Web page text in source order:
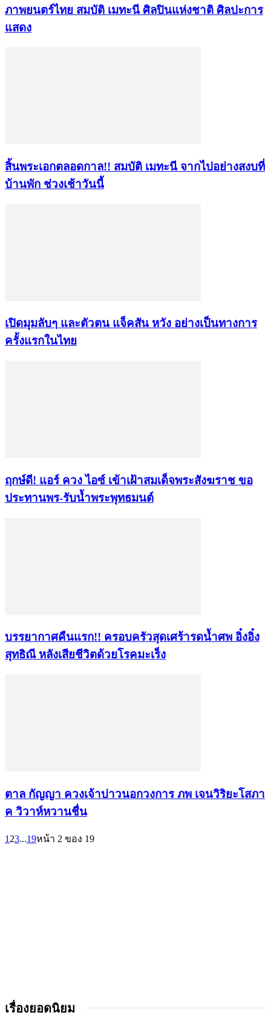
ภาพยนตร์ไทย สมบัติ เมทะนี ศิลปินแห่งชาติ ศิลปะการ
แสดง
สิ้นพระเอกตลอดกาล!! สมบัติ เมทะนี จากไปอย่างสงบที่
บ้านพัก ช่วงเช้าวันนี้
เปิดมุมลับๆ และตัวตน แจ็คสัน หวัง อย่างเป็นทางการ
ครั้งแรกในไทย
ฤกษ์ดี! แอร์ ควง ไอซ์ เข้าเฝ้าสมเด็จพระสังฆราช ขอ
ประทานพร-รับน้ำพระพุทธมนต์
บรรยากาศคืนแรก!! ครอบครัวสุดเศร้ารดน้ำศพ อิ๋งอิ๋ง
สุทธิณี หลังเสียชีวิตด้วยโรคมะเร็ง
ตาล กัญญา ควงเจ้าบ่าวนอกวงการ ภพ เจนวิริยะโสภา
ค วิวาห์หวานชื่น
123...19หน้า 2 ของ 19
เรื่องยอดนิยม